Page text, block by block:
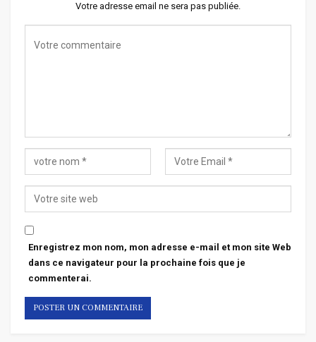
Votre adresse email ne sera pas publiée.
Enregistrez mon nom, mon adresse e-mail et mon site Web
dans ce navigateur pour la prochaine fois que je
commenterai.